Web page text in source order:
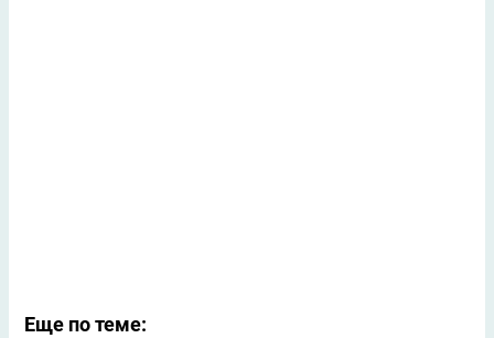
Еще по теме: